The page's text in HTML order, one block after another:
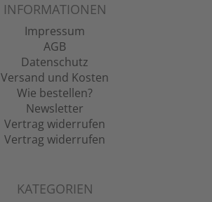
INFORMATIONEN
Impressum
AGB
Datenschutz
Versand und Kosten
Wie bestellen?
Newsletter
Vertrag widerrufen
Vertrag widerrufen
KATEGORIEN